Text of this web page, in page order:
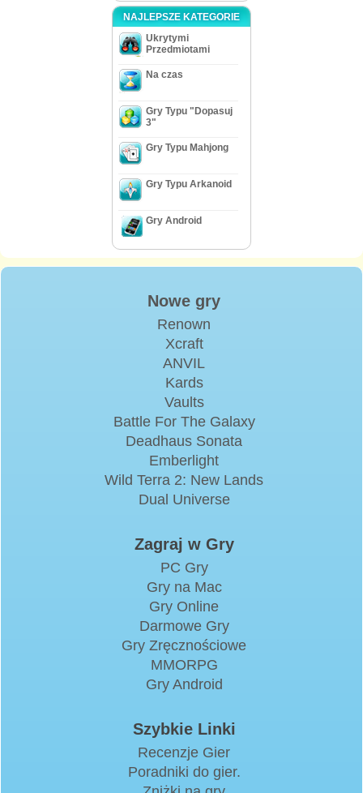
NAJLEPSZE KATEGORIE
Ukrytymi
Przedmiotami
Na czas
Gry Typu "Dopasuj
3"
Gry Typu Mahjong
Gry Typu Arkanoid
Gry Android
Nowe gry
Renown
Xcraft
ANVIL
Kards
Vaults
Battle For The Galaxy
Deadhaus Sonata
Emberlight
Wild Terra 2: New Lands
Dual Universe
Zagraj w Gry
PC Gry
Gry na Mac
Gry Online
Darmowe Gry
Gry Zręcznościowe
MMORPG
Gry Android
Szybkie Linki
Recenzje Gier
Poradniki do gier.